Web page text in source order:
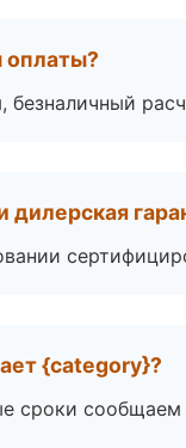
оплаты?
безналичный
дилерская
{category}?
сроки